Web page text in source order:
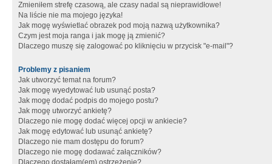
Zmieniłem strefę czasową, ale czasy nadal są nieprawidłowe!
Na liście nie ma mojego języka!
Jak mogę wyświetlać obrazek pod moją nazwą użytkownika?
Czym jest moja ranga i jak mogę ją zmienić?
Dlaczego muszę się zalogować po kliknięciu w przycisk "e-mail"?
Problemy z pisaniem
Jak utworzyć temat na forum?
Jak mogę wyedytować lub usunąć posta?
Jak mogę dodać podpis do mojego postu?
Jak mogę utworzyć ankietę?
Dlaczego nie mogę dodać więcej opcji w ankiecie?
Jak mogę edytować lub usunąć ankietę?
Dlaczego nie mam dostępu do forum?
Dlaczego nie mogę dodawać załączników?
Dlaczego dostałam(em) ostrzeżenie?